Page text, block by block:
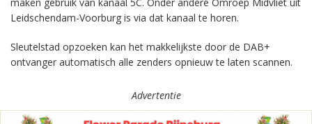
Leidschendam-Voorburg is via dat kanaal te horen.
Sleutelstad opzoeken kan het makkelijkste door de DAB+
ontvanger automatisch alle zenders opnieuw te laten scannen.
Advertentie